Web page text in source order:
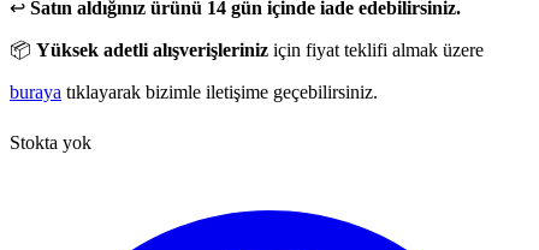
↩️ Satın aldığınız ürünü 14 gün içinde iade edebilirsiniz.
📦 Yüksek adetli alışverişleriniz için fiyat teklifi almak üzere
buraya tıklayarak bizimle iletişime geçebilirsiniz.
Stokta yok